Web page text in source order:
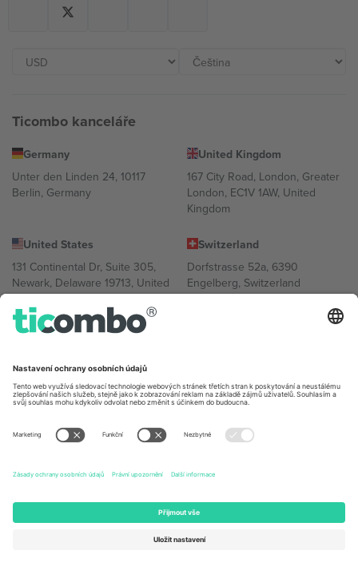
Ticombo kanceláře
Germany
Unter den Linden 24, 10117
Berlin, Germany
United Kingdom
167 City Road, London, Greater
London, EC1V 1AW, United
Kingdom
United States
131 Continental Dr, Suite 305,
Newark, Delaware 19713, United
States
Switzerland
Dorfstrasse 52a, 6390
Engelberg, Switzerland
Bulgaria
Totleben 53-55, 1606 Sofia,
Bulgaria
United Arab Emirates
Av Chapultepec 360, Roma
Ciudad de México, CDMX,
Právní subjekt poskytovatele platformy se může lišit v závislosti na
lokalitě, události a/nebo doméně. Podrobnosti najdete na konkrétní